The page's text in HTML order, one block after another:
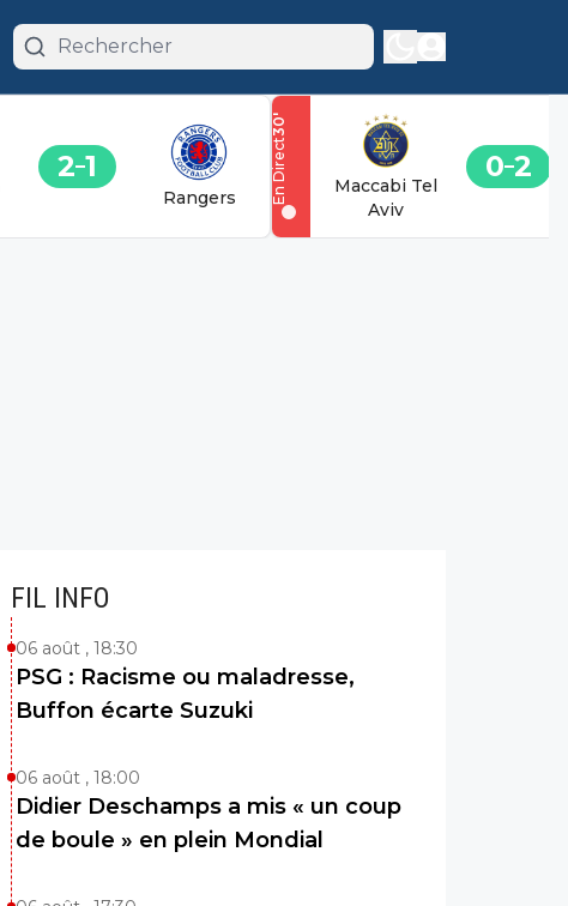
2 1
Rangers
Maccabi Tel
Aviv
0 2
30
'
En Direct
FIL INFO
06 août , 18:30
PSG : Racisme ou maladresse,
Buffon écarte Suzuki
06 août , 18:00
Didier Deschamps a mis « un coup
de boule » en plein Mondial